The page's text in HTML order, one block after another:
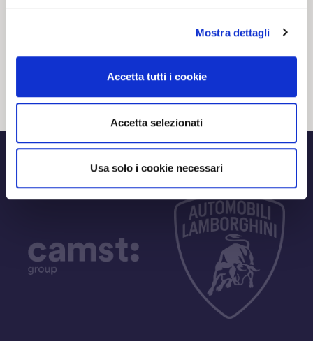
Mostra dettagli
Accetta tutti i cookie
Accetta selezionati
Usa solo i cookie necessari
NEWS 20 02 2024